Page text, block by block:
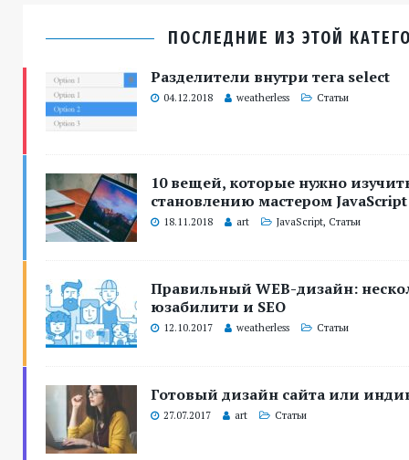
ПОСЛЕДНИЕ ИЗ ЭТОЙ
Разделители внутри тега select
04.12.2018 weatherless Статьи
10 вещей, которые нужно
становлению мастером JavaScript
18.11.2018 art JavaScript, Статьи
Правильный WEB-дизайн:
юзабилити и SEO
12.10.2017 weatherless Статьи
Готовый дизайн сайта или
27.07.2017 art Статьи